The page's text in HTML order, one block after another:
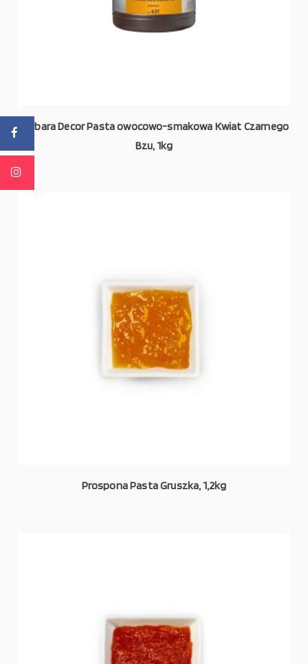
Barbara Decor Pasta owocowo-smakowa Kwiat Czarnego
Bzu, 1kg
Prospona Pasta Gruszka, 1,2kg